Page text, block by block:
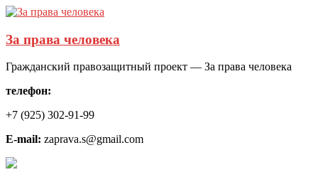
За права человека
Гражданский правозащитный проект — За права человека
телефон:
+7 (925) 302-91-99
E-mail: zaprava.s@gmail.com